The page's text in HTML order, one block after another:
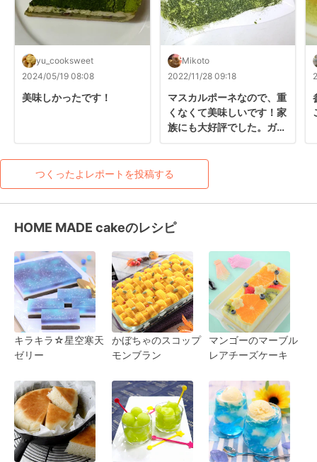
yu_cooksweet
2024/05/19 08:08
美味しかったです！
Mikoto
2022/11/28 09:18
マスカルポーネなので、重
くなくて美味しいです！家
族にも大好評でした。ガラ
それでまた作りたいです
(^o^)
つくったよレポートを投稿する
HOME MADE cakeのレシピ
キラキラ☆星空寒天
ゼリー
かぼちゃのスコップ
モンブラン
マンゴーのマーブル
レアチーズケーキ